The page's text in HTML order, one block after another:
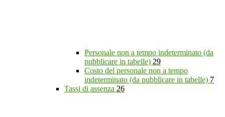
Personale non a tempo indeterminato (da
pubblicare in tabelle) 29
Costo del personale non a tempo
indeterminato (da pubblicare in tabelle) 7
Tassi di assenza 26